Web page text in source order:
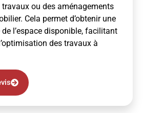
travaux ou des aménagements
Cela permet d’obtenir une
l’espace disponible, facilitant
des travaux à